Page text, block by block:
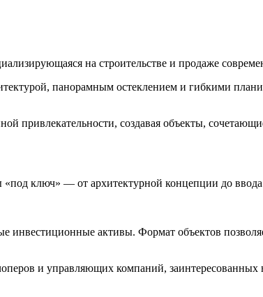
на строительстве и продаже
панорамным остеклением и гибкими
привлекательности, создавая объекты,
ключ» — от архитектурной концепции до
инвестиционные активы. Формат объектов
и управляющих компаний, заинтересованных